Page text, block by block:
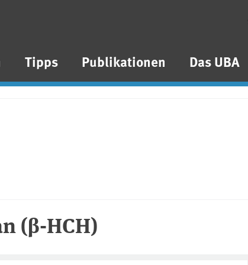
Tipps Publikationen Das UBA
(β-HCH)